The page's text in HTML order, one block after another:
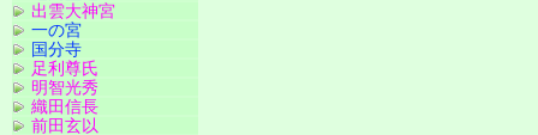
出雲大神宮
一の宮
国分寺
足利尊氏
明智光秀
織田信長
前田玄以